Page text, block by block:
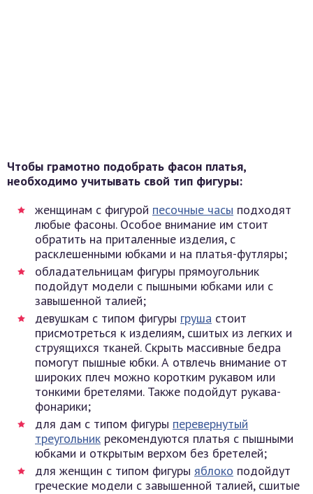
Чтобы грамотно подобрать фасон платья,
необходимо учитывать свой тип фигуры:
женщинам с фигурой песочные часы подходят
любые фасоны. Особое внимание им стоит
обратить на приталенные изделия, с
расклешенными юбками и на платья-футляры;
обладательницам фигуры прямоугольник
подойдут модели с пышными юбками или с
завышенной талией;
девушкам с типом фигуры груша стоит
присмотреться к изделиям, сшитых из легких и
струящихся тканей. Скрыть массивные бедра
помогут пышные юбки. А отвлечь внимание от
широких плеч можно коротким рукавом или
тонкими бретелями. Также подойдут рукава-
фонарики;
для дам с типом фигуры перевернутый
треугольник рекомендуются платья с пышными
юбками и открытым верхом без бретелей;
для женщин с типом фигуры яблоко подойдут
греческие модели с завышенной талией, сшитые